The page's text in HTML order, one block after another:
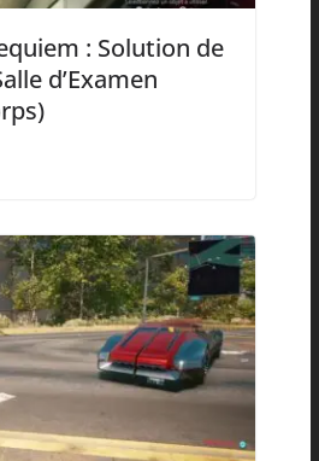
: Solution de
d’Examen